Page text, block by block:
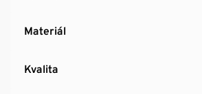
Materiál
Kvalita